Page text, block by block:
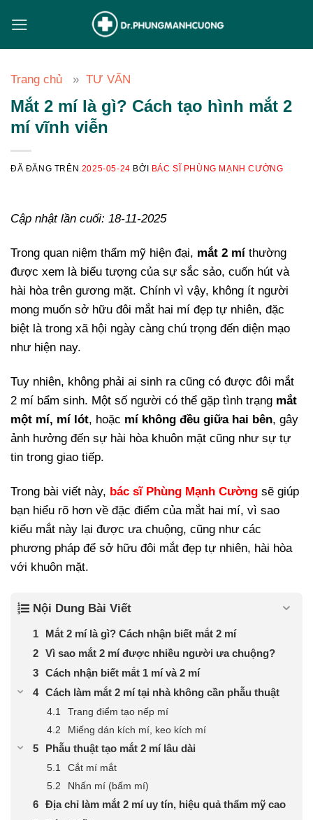
đến
nội
Trang chủ
TƯ VẤN
Mắt 2 mí là gì? Cách tạo hình mắt 2
mí vĩnh viễn
ĐÃ ĐĂNG TRÊN 2025-05-24 BỞI BÁC SĨ PHÙNG MẠNH CƯỜNG
Cập nhật lần cuối: 18-11-2025
Trong quan niệm thẩm mỹ hiện đại, mắt 2 mí thường
được xem là biểu tượng của sự sắc sảo, cuốn hút và
hài hòa trên gương mặt. Chính vì vậy, không ít người
mong muốn sở hữu đôi mắt hai mí đẹp tự nhiên, đặc
biệt là trong xã hội ngày càng chú trọng đến diện mạo
như hiện nay.
Tuy nhiên, không phải ai sinh ra cũng có được đôi mắt
2 mí bẩm sinh. Một số người có thể gặp tình trạng mắt
một mí, mí lót, hoặc mí không đều giữa hai bên, gây
ảnh hưởng đến sự hài hòa khuôn mặt cũng như sự tự
tin trong giao tiếp.
Trong bài viết này, bác sĩ Phùng Mạnh Cường sẽ giúp
bạn hiểu rõ hơn về đặc điểm của mắt hai mí, vì sao
kiểu mắt này lại được ưa chuộng, cũng như các
phương pháp để sở hữu đôi mắt đẹp tự nhiên, hài hòa
với khuôn mặt.
Nội Dung Bài Viết
Mắt 2 mí là gì? Cách nhận biết mắt 2 mí
Vì sao mắt 2 mí được nhiều người ưa chuộng?
Cách nhận biết mắt 1 mí và 2 mí
Cách làm mắt 2 mí tại nhà không cần phẫu thuật
Trang điểm tạo nếp mí
Miếng dán kích mí, keo kích mí
Phẫu thuật tạo mắt 2 mí lâu dài
Cắt mí mắt
Nhấn mí (bấm mí)
Địa chỉ làm mắt 2 mí uy tín, hiệu quả thẩm mỹ cao